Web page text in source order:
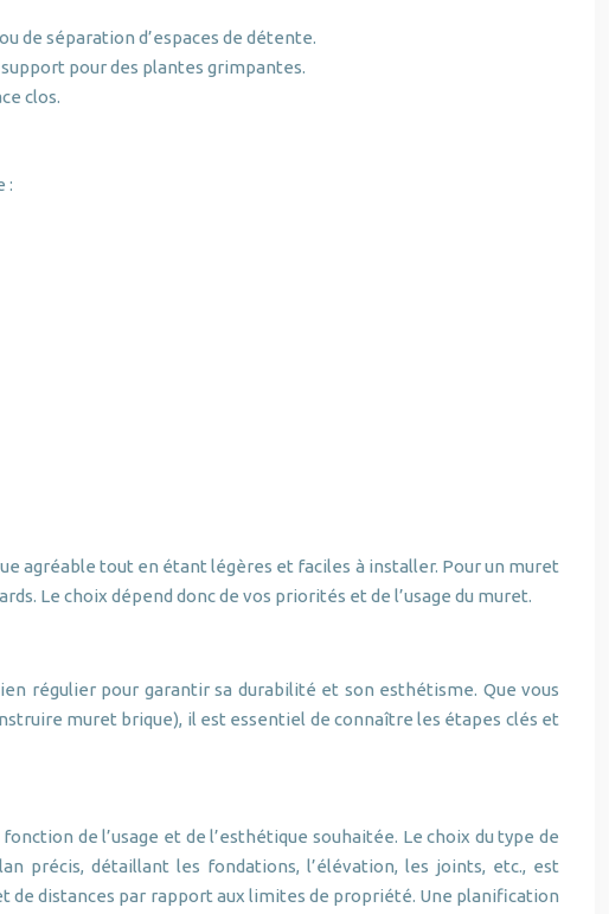
de séparation d’espaces de détente.
pour des plantes grimpantes.
clos.
:
agréable tout en étant légères et faciles à installer. Pour un muret
Le choix dépend donc de vos priorités et de l’usage du muret.
régulier pour garantir sa durabilité et son esthétisme. Que vous
muret brique), il est essentiel de connaître les étapes clés et
de l’usage et de l’esthétique souhaitée. Le choix du type de
précis, détaillant les fondations, l’élévation, les joints, etc., est
distances par rapport aux limites de propriété. Une planification